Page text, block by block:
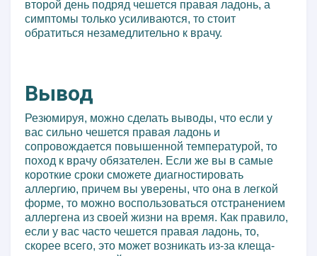
второй день подряд чешется правая ладонь, а
симптомы только усиливаются, то стоит
обратиться незамедлительно к врачу.
Вывод
Резюмируя, можно сделать выводы, что если у
вас сильно чешется правая ладонь и
сопровождается повышенной температурой, то
поход к врачу обязателен. Если же вы в самые
короткие сроки сможете диагностировать
аллергию, причем вы уверены, что она в легкой
форме, то можно воспользоваться отстранением
аллергена из своей жизни на время. Как правило,
если у вас часто чешется правая ладонь, то,
скорее всего, это может возникать из-за клеща-